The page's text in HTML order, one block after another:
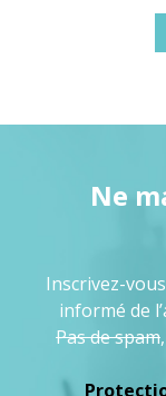
Ne
Inscrivez-
informé de
Pas de spam,